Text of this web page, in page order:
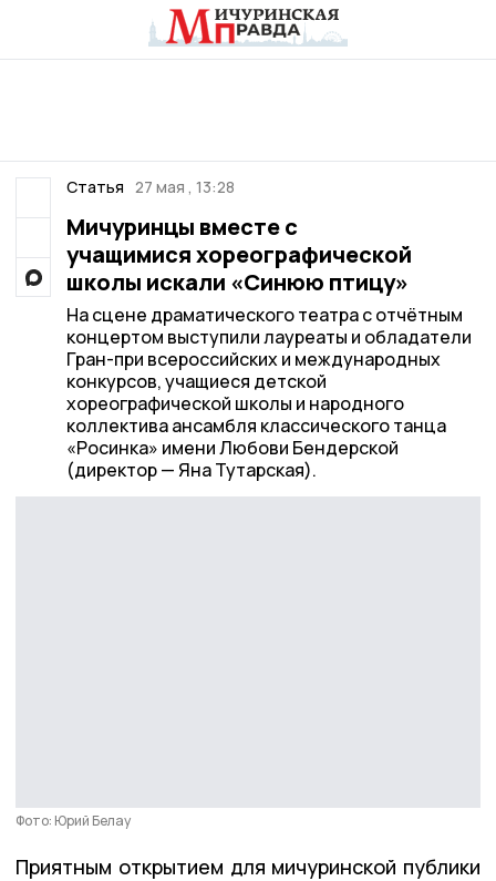
Статья 27 мая , 13:28
Мичуринцы вместе с
учащимися хореографической
школы искали «Синюю птицу»
На сцене драматического театра с отчётным
концертом выступили лауреаты и обладатели
Гран-при всероссийских и международных
конкурсов, учащиеся детской
хореографической школы и народного
коллектива ансамбля классического танца
«Росинка» имени Любови Бендерской
(директор — Яна Тутарская).
Фото: Юрий Белау
Приятным открытием для мичуринской публики